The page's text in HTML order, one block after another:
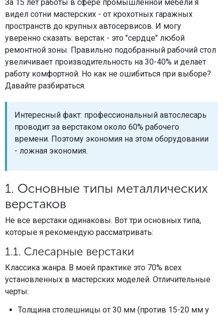
За 15 лет работы в сфере промышленной мебели я
видел сотни мастерских - от крохотных гаражных
пространств до крупных автосервисов. И могу
уверенно сказать: верстак - это "сердце" любой
ремонтной зоны. Правильно подобранный рабочий стол
увеличивает производительность на 30-40% и делает
работу комфортной. Но как не ошибиться при выборе?
Давайте разбираться.
Интересный факт: профессиональный автослесарь
проводит за верстаком около 60% рабочего
времени. Поэтому экономия на этом оборудовании
- ложная экономия.
1. Основные типы металлических
верстаков
Не все верстаки одинаковы. Вот три основных типа,
которые я рекомендую рассматривать:
1.1. Слесарные верстаки
Классика жанра. В моей практике это 70% всех
установленных в мастерских моделей. Отличительные
черты:
Толщина столешницы от 30 мм (против 15-20 мм у